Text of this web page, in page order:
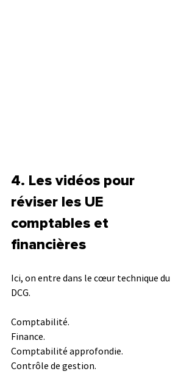
4. Les vidéos pour
réviser les UE
comptables et
financières
Ici, on entre dans le cœur technique du
DCG.
Comptabilité.
Finance.
Comptabilité approfondie.
Contrôle de gestion.